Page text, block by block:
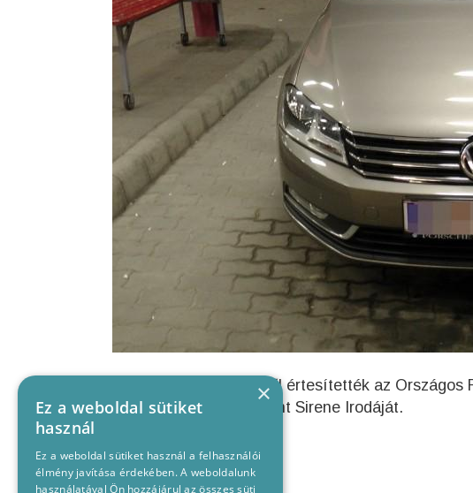
A rendőrök a felfedésről értesítették az
Együttműködési Központ Sirene Irodáját.
×
Ez a weboldal sütiket
használ
Ez a weboldal sütiket használ a felhasználói
élmény javítása érdekében. A weboldalunk
használatával Ön hozzájárul az összes süti